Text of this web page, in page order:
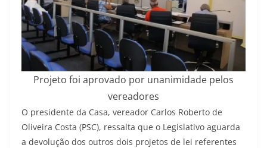
Projeto foi aprovado por unanimidade pelos
vereadores
O presidente da Casa, vereador Carlos Roberto de
Oliveira Costa (PSC), ressalta que o Legislativo aguarda
a devolução dos outros dois projetos de lei referentes